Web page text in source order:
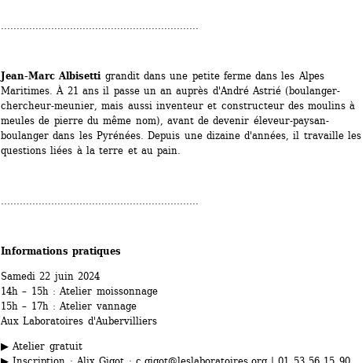
Jean-Marc Albisetti grandit dans une petite ferme dans les Alpes
Maritimes. À 21 ans il passe un an auprès d'André Astrié (boulanger-
chercheur-meunier, mais aussi inventeur et constructeur des moulins à
meules de pierre du même nom), avant de devenir éleveur-paysan-
boulanger dans les Pyrénées. Depuis une dizaine d'années, il travaille les
questions liées à la terre et au pain.
Informations pratiques
Samedi 22 juin 2024
14h – 15h : Atelier moissonnage
15h – 17h : Atelier vannage
Aux Laboratoires d'Aubervilliers
▶ Atelier gratuit